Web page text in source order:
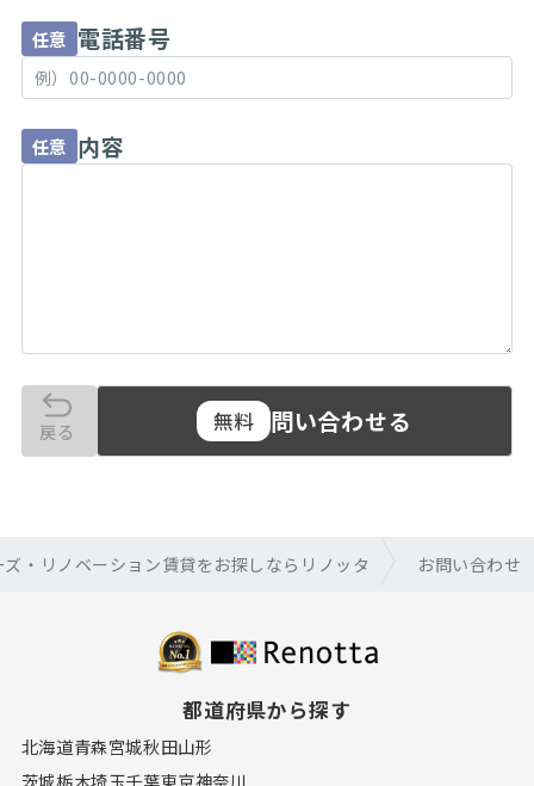
任意 電話番号
任意 内容
戻る 無料 問い合わせる
・リノベーション賃貸をお探しならリノッタ お問い合わせ
都道府県から探す
北海道青森宮城秋田山形
茨城栃木埼玉千葉東京神奈川